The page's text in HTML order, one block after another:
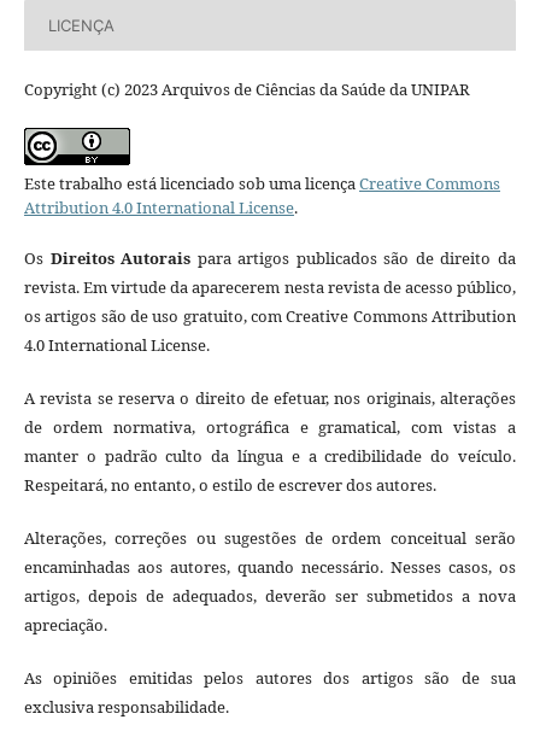
LICENÇA
Copyright (c) 2023 Arquivos de Ciências da Saúde da UNIPAR
Este trabalho está licenciado sob uma licençaCreative Commons
Attribution 4.0 International License.
Os Direitos Autorais para artigos publicados são de direito da
revista. Em virtude da aparecerem nesta revista de acesso público,
os artigos são de uso gratuito, com Creative Commons Attribution
4.0 International License.
A revista se reserva o direito de efetuar, nos originais, alterações
de ordem normativa, ortográfica e gramatical, com vistas a
manter o padrão culto da língua e a credibilidade do veículo.
Respeitará, no entanto, o estilo de escrever dos autores.
Alterações, correções ou sugestões de ordem conceitual serão
encaminhadas aos autores, quando necessário. Nesses casos, os
artigos, depois de adequados, deverão ser submetidos a nova
apreciação.
As opiniões emitidas pelos autores dos artigos são de sua
exclusiva responsabilidade.